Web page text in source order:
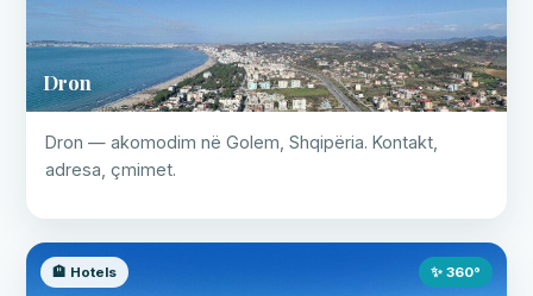
Dron
Dron — akomodim në Golem, Shqipëria. Kontakt,
adresa, çmimet.
🏨 Hotels ✨ 360°